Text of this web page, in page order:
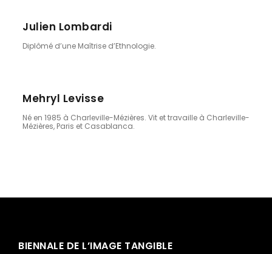
Julien Lombardi
Diplômé d’une Maîtrise d’Ethnologie.
Mehryl Levisse
Né en 1985 à Charleville-Mézières. Vit et travaille à Charleville-
Mézières, Paris et Casablanca.
BIENNALE DE L’IMAGE TANGIBLE